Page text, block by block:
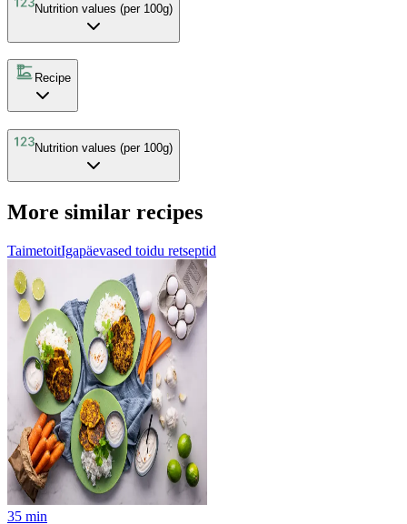
Nutrition values (per 100g)
Recipe
Nutrition values (per 100g)
More similar recipes
TaimetoitIgapäevased toidu retseptid
35 min